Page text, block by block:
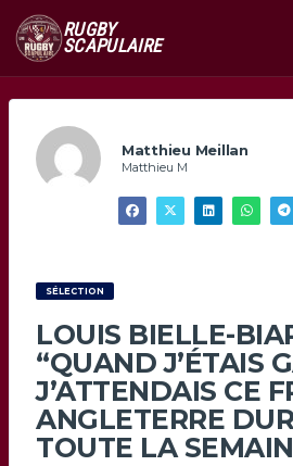
RUGBY
SCAPULAIRE
Matthieu Meillan
Matthieu M
SÉLECTION
LOUIS BIELLE-
“QUAND J’ÉTAIS
J’ATTENDAIS CE
ANGLETERRE
TOUTE LA